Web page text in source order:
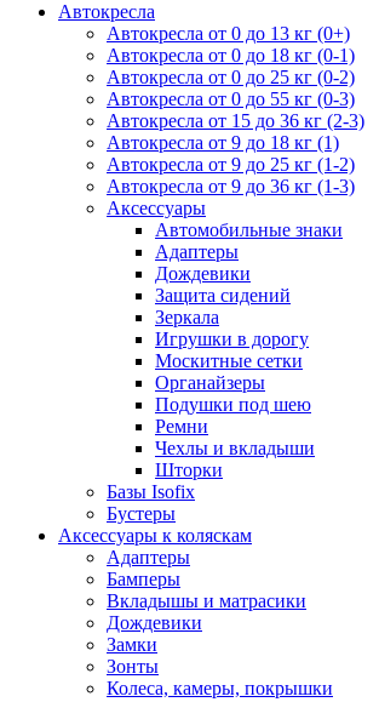
Автокресла
Автокресла от 0 до 13 кг (0+)
Автокресла от 0 до 18 кг (0-1)
Автокресла от 0 до 25 кг (0-2)
Автокресла от 0 до 55 кг (0-3)
Автокресла от 15 до 36 кг (2-3)
Автокресла от 9 до 18 кг (1)
Автокресла от 9 до 25 кг (1-2)
Автокресла от 9 до 36 кг (1-3)
Аксессуары
Автомобильные знаки
Адаптеры
Дождевики
Защита сидений
Зеркала
Игрушки в дорогу
Москитные сетки
Органайзеры
Подушки под шею
Ремни
Чехлы и вкладыши
Шторки
Базы Isofix
Бустеры
Аксессуары к коляскам
Адаптеры
Бамперы
Вкладышы и матрасики
Дождевики
Замки
Зонты
Колеса, камеры, покрышки